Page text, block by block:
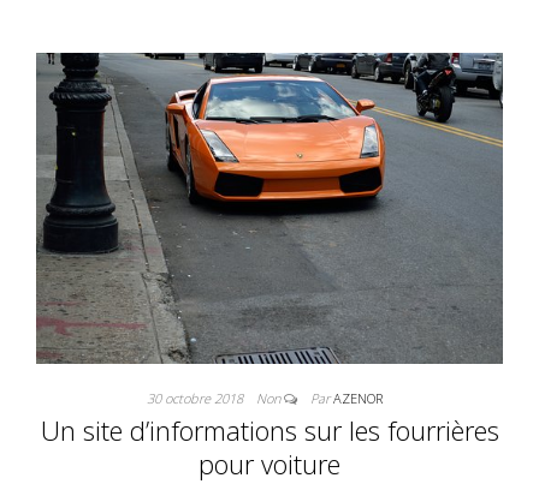
30 octobre 2018 Non ParAZENOR
Un site d’informations sur les fourrières
pour voiture